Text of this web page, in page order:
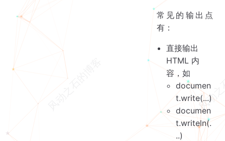
常见的输出点
有：
直接输出
HTML 内
容，如
documen
t.write(...)
documen
t.writeln(.
..)